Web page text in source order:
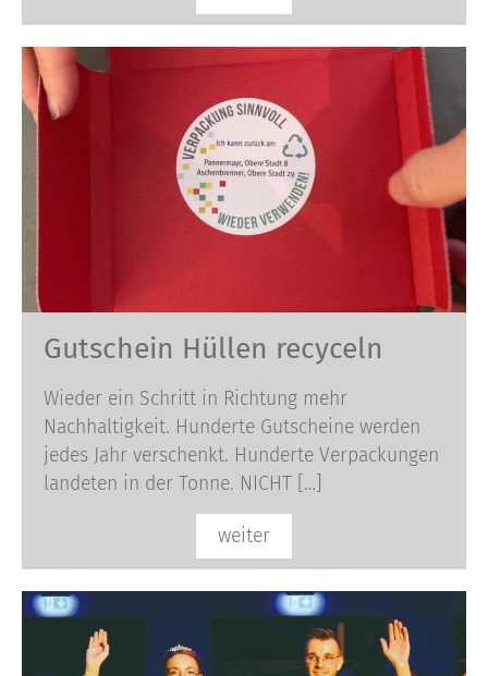
Gutschein Hüllen recyceln
Wieder ein Schritt in Richtung mehr
Nachhaltigkeit. Hunderte Gutscheine werden
jedes Jahr verschenkt. Hunderte Verpackungen
landeten in der Tonne. NICHT […]
weiter